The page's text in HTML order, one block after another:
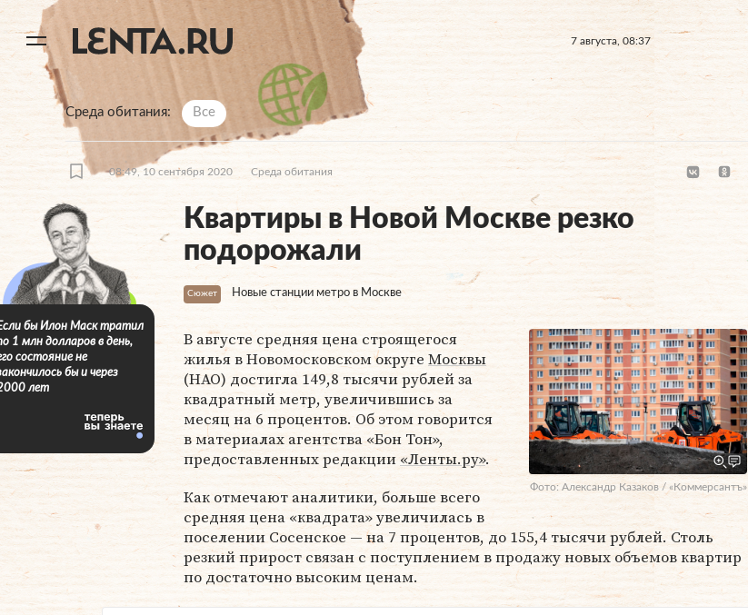
7 августа, 08:37
Среда обитания Все
08:49, 10 сентября 2020 Среда обитания
Квартиры в Новой Москве резко
подорожали
Сюжет Новые станции метро в Москве
Фото: Александр Казаков / «Коммерсантъ»
В августе средняя цена строящегося
жилья в Новомосковском округе Москвы
(НАО) достигла 149,8 тысячи рублей за
квадратный метр, увеличившись за
месяц на 6 процентов. Об этом говорится
в материалах агентства «Бон Тон»,
предоставленных редакции«Ленты.ру».
Как отмечают аналитики, больше всего
средняя цена «квадрата» увеличилась в
поселении Сосенское — на 7 процентов, до 155,4 тысячи рублей. Столь
резкий прирост связан с поступлением в продажу новых объемов квартир
по достаточно высоким ценам.
бы Илон Маск тратил
1 млн долларов в день,
состояние не
бы и через
лет